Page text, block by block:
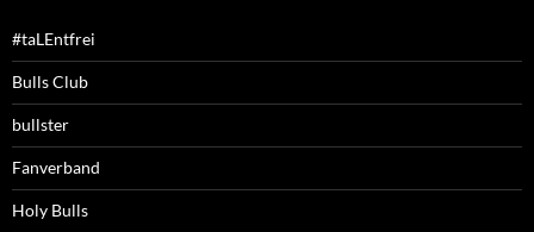
#taLEntfrei
Bulls Club
bullster
Fanverband
Holy Bulls